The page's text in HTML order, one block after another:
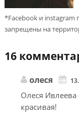
*Facebook и instagram
запрещены на
16
олеся
Олеся Ивлеева
красивая!